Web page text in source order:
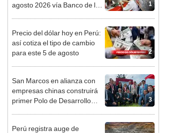
1
agosto 2026 vía Banco de la
2
Precio del dólar hoy en Perú:
así cotiza el tipo de cambio
para este 5 de agosto
3
San Marcos en alianza con
empresas chinas construirá
primer Polo de Desarrollo
Perú registra auge de